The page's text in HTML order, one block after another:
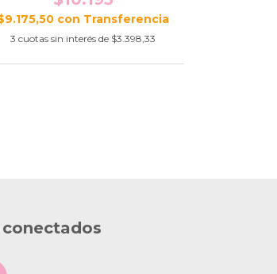
con
3 cuotas sin interés de $3.398,33